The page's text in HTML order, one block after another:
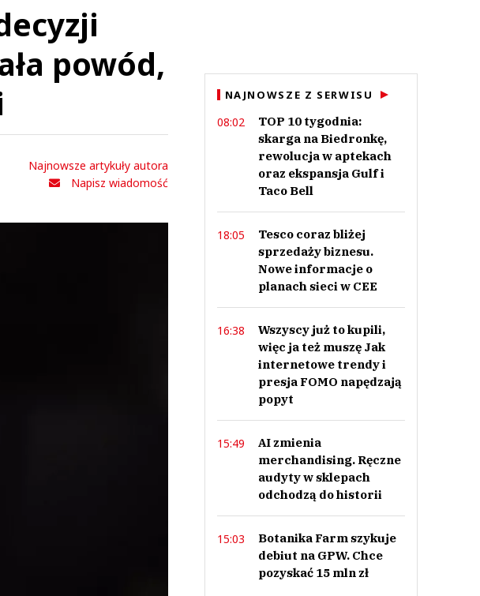
powód,
Najnowsze artykuły autora
Napisz wiadomość
NAJNOWSZE Z SERWISU
08:02
TOP 10 tygodnia:
skarga na Biedronkę,
rewolucja w aptekach
oraz ekspansja Gulf i
Taco Bell
18:05
Tesco coraz bliżej
sprzedaży biznesu.
Nowe informacje o
planach sieci w CEE
16:38
Wszyscy już to kupili,
więc ja też muszę Jak
internetowe trendy i
presja FOMO napędzają
popyt
15:49
AI zmienia
merchandising. Ręczne
audyty w sklepach
odchodzą do historii
15:03
Botanika Farm szykuje
debiut na GPW. Chce
pozyskać 15 mln zł